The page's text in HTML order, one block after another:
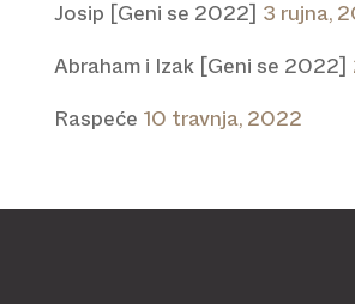
Josip [Geni se 2022] 3 rujna,
Abraham i Izak [Geni se 2022]
Raspeće 10 travnja, 2022